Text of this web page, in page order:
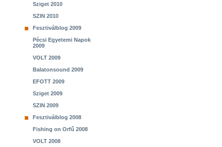
Sziget 2010
SZIN 2010
Fesztiválblog 2009
Pécsi Egyetemi Napok
2009
VOLT 2009
Balatonsound 2009
EFOTT 2009
Sziget 2009
SZIN 2009
Fesztiválblog 2008
Fishing on Orfű 2008
VOLT 2008